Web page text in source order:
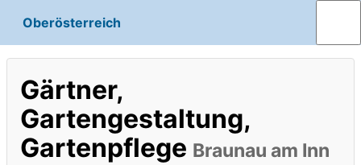
Oberösterreich
Gärtner,
Gartengestaltung,
Gartenpflege Braunau am Inn